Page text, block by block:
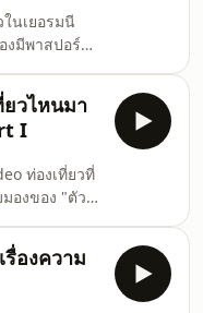
แกะของ
ยการอ่าน
ม ๆ กับ
ดย Hermann
นเยอรมนี
ยังต้องการ
pu/pbblog-
ca/podcast/sos-
ยวไหนมา
I
ท่องเที่ยวที่
มองของ "ตัว
ยอรมนี เพื่อ
รื่องความ